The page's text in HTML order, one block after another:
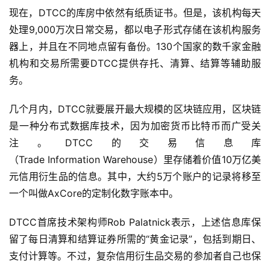
现在，DTCC的库房中依然有纸质证书。但是，该机构每天
处理9,000万次日常交易，都以电子形式存储在该机构服务
器上，并且在不同地点留有备份。130个国家的数千家金融
机构和交易所需要DTCC提供存托、清算、结算等辅助服
务。
几个月内，DTCC就要展开最大规模的区块链应用，区块链
是一种分布式数据库技术，因为加密货币比特币而广受关
注。DTCC的交易信息库
（Trade Information Warehouse）里存储着价值10万亿美
元信用衍生品的信息。其中，大约5万个账户的记录将移至
一个叫做AxCore的定制化数字账本中。
DTCC首席技术架构师Rob Palatnick表示，上述信息库保
留了每日清算和结算证券所需的“黄金记录”，包括到期日、
支付计算等。不过，复杂信用衍生品交易的参加者自己也保